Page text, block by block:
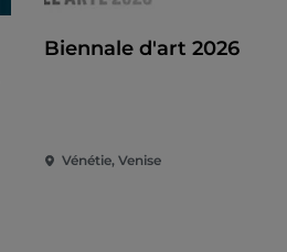
Biennale d'art 2026
Vénétie, Venise